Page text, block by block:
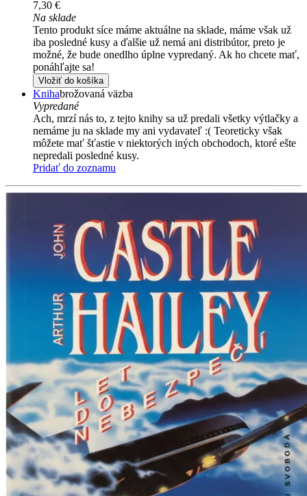
7,30 €
Na sklade
Tento produkt síce máme aktuálne na sklade, máme však už
iba posledné kusy a ďalšie už nemá ani distribútor, preto je
možné, že bude onedlho úplne vypredaný. Ak ho chcete mať,
ponáhľajte sa!
Vložiť do košíka
Knihabrožovaná väzba
Vypredané
Ach, mrzí nás to, z tejto knihy sa už predali všetky výtlačky a
nemáme ju na sklade my ani vydavateľ :( Teoreticky však
môžete mať šťastie v niektorých iných obchodoch, ktoré ešte
nepredali posledné kusy.
Pridať do zoznamu